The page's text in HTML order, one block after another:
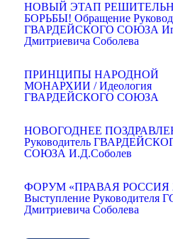
НОВЫЙ ЭТАП
БОРЬБЫ! Обращение
ГВАРДЕЙСКОГО СОЮЗА
Дмитриевича Соболева
ПРИНЦИПЫ НАРОДНОЙ
МОНАРХИИ / Идеология
ГВАРДЕЙСКОГО СОЮЗА
НОВОГОДНЕЕ
Руководитель
СОЮЗА И.Д.Соболев
ФОРУМ «ПРАВАЯ РОССИЯ
Выступление Руководителя
Дмитриевича Соболева